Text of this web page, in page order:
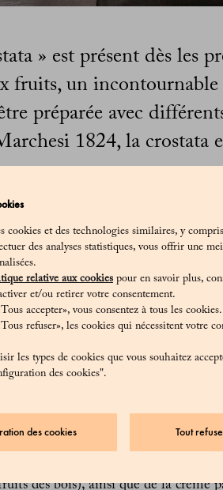
cookies et des technologies similaires, y
des analyses statistiques, vous offrir une
relative aux cookies pour en savoir plus,
et/ou retirer votre consentement.
accepter», vous consentez à tous les cookies.
refuser», les cookies qui nécessitent votre
les types de cookies que vous souhaitez
des cookies".
Tout
des cookies
» est présent dès les
fruits, un
préparée avec
1824, la crostata
de la crostata est sans égal et son
des recettes de ce dessert dans
au milieu du XVe siècle, et dans
Scappi, le chef des cardinaux
préparer les recettes les plus
comme Angelo Marchesi aime le
la pâte brisée et que l’on découvre
oublier à quel point les
pas grand-chose d’autre. Mais tous
(l’autre pierre angulaire de
pâtissiers utilisent diverses
des bois), ainsi que de la crème